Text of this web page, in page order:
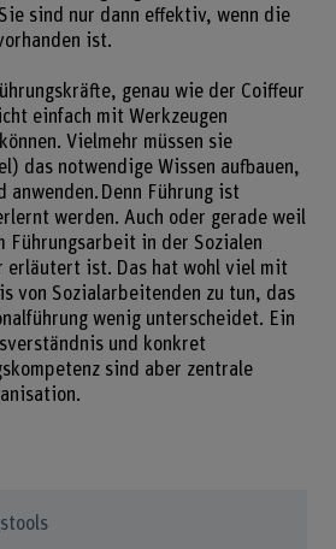
sind nur dann effektiv, wenn die
ist.
genau wie der Coiffeur
einfach mit Werkzeugen
Vielmehr müssen sie
das notwendige Wissen aufbauen,
Denn Führung ist
werden. Auch oder gerade weil
Führungsarbeit in der Sozialen
erläutert ist. Das hat wohl viel mit
von Sozialarbeitenden zu tun, das
wenig unterscheidet. Ein
und konkret
sind aber zentrale